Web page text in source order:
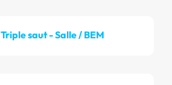
Triple saut - Salle / BEM